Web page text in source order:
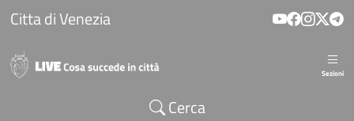
Salta al contenuto principale
Citta di Venezia
Sezioni
Cerca